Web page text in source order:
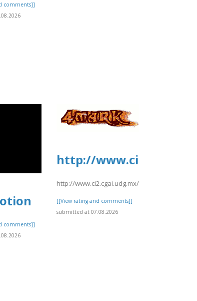
comments]]
sites/default/files/webform/
pea2026a/trevlocity2%20%281%29.pdf
comments]]
http://
http://www.ci2.cgai.udg.mx/sites/default/
[[View rating and comments]]
submitted at 07.08.2026